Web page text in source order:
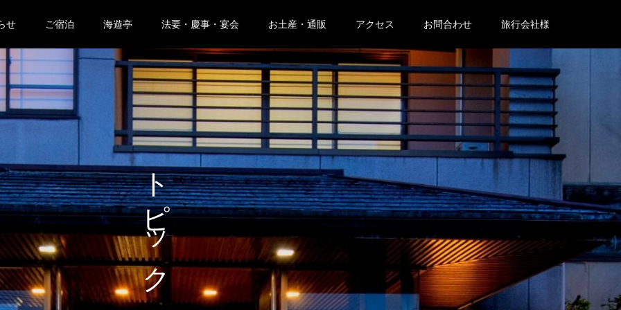
せ ご宿泊 海遊亭 法要・慶事・宴会 お土産・通販 アクセス お問合わせ 旅行会社様
トピック